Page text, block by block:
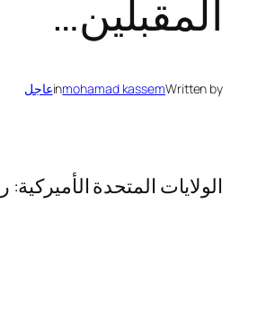
المقبلين…
Written by
mohamad kassem
inعاجل
الولايات المتحدة